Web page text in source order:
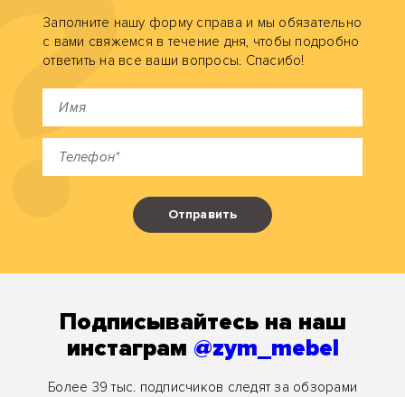
Заполните нашу форму справа и мы обязательно
с вами свяжемся в течение дня, чтобы подробно
ответить на все ваши вопросы. Спасибо!
Отправить
Подписывайтесь на наш
инстаграм @zym_mebel
Более 39 тыс. подписчиков следят за обзорами